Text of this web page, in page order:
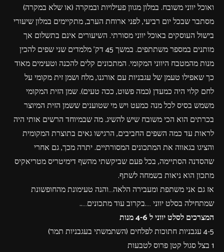
ואוכל יווני משובח. במלון מגוון פעילויות ובמקרה (או שלא במקרה)
מסתבר שבכל יום רביעי, לפני ארוחת הערב, מתקיימים במלון שיעורי
בישול העוסקים באוכל יווני מסורתי. השיעורים אינם בתשלום אך
מותנים במספר משתתפים. במשך 45 דק' מלמדים שני שפים להכין
מנות מהמטבח היווני המקומי. המתכונים קלים להכנה וטעימים מאוד
כך שאפילו טעמן של עגבניות עם אורגנו, מלח ושמן זית מקומי על
לחם קלוי היה כמעדן (כמה פשוט, ככה טעים). שמן הזית המקומי
משמש בסיס לכל מנה כמעט ויש מי שטוענים ששמן הזית המיוצר
בכרתים הוא הכי משובח שיש להשיג. מה שבמיוחד הרשים אותי היה
לראות עד כמה השפים החביבים, הרגישו גאים בתוצרת המקומית
והציגו בגאווה את המתכונים המסורתיים. יתרה מכך, גם אחרי
שהסדנה הסתיימה, בכל פעם שביקשתי מהשף דימיטריס מטריאקיס
מתכון הוא ניאות בשמחה לשתף.
אז גם אני משתפת ומעבירה הלאה…והנה טעימונת מהחופשונת
שמתחילה בסלט יווני ….בקרוב עוד מתכונים…..
המצרכים לסלט יווני ל 4-6 מנות
4-5 עגבניות חתוכות לפלחים (השתמשתי בעגבניות תמר)
1 בצל סגול קטן פרוס לטבעות